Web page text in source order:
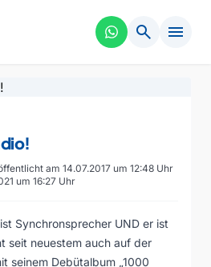
search menu
am 14.07.2017 um 12:48 Uhr
um 16:27 Uhr
Synchronsprecher UND er ist
seit neuestem auch auf der
seinem Debütalbum „1000